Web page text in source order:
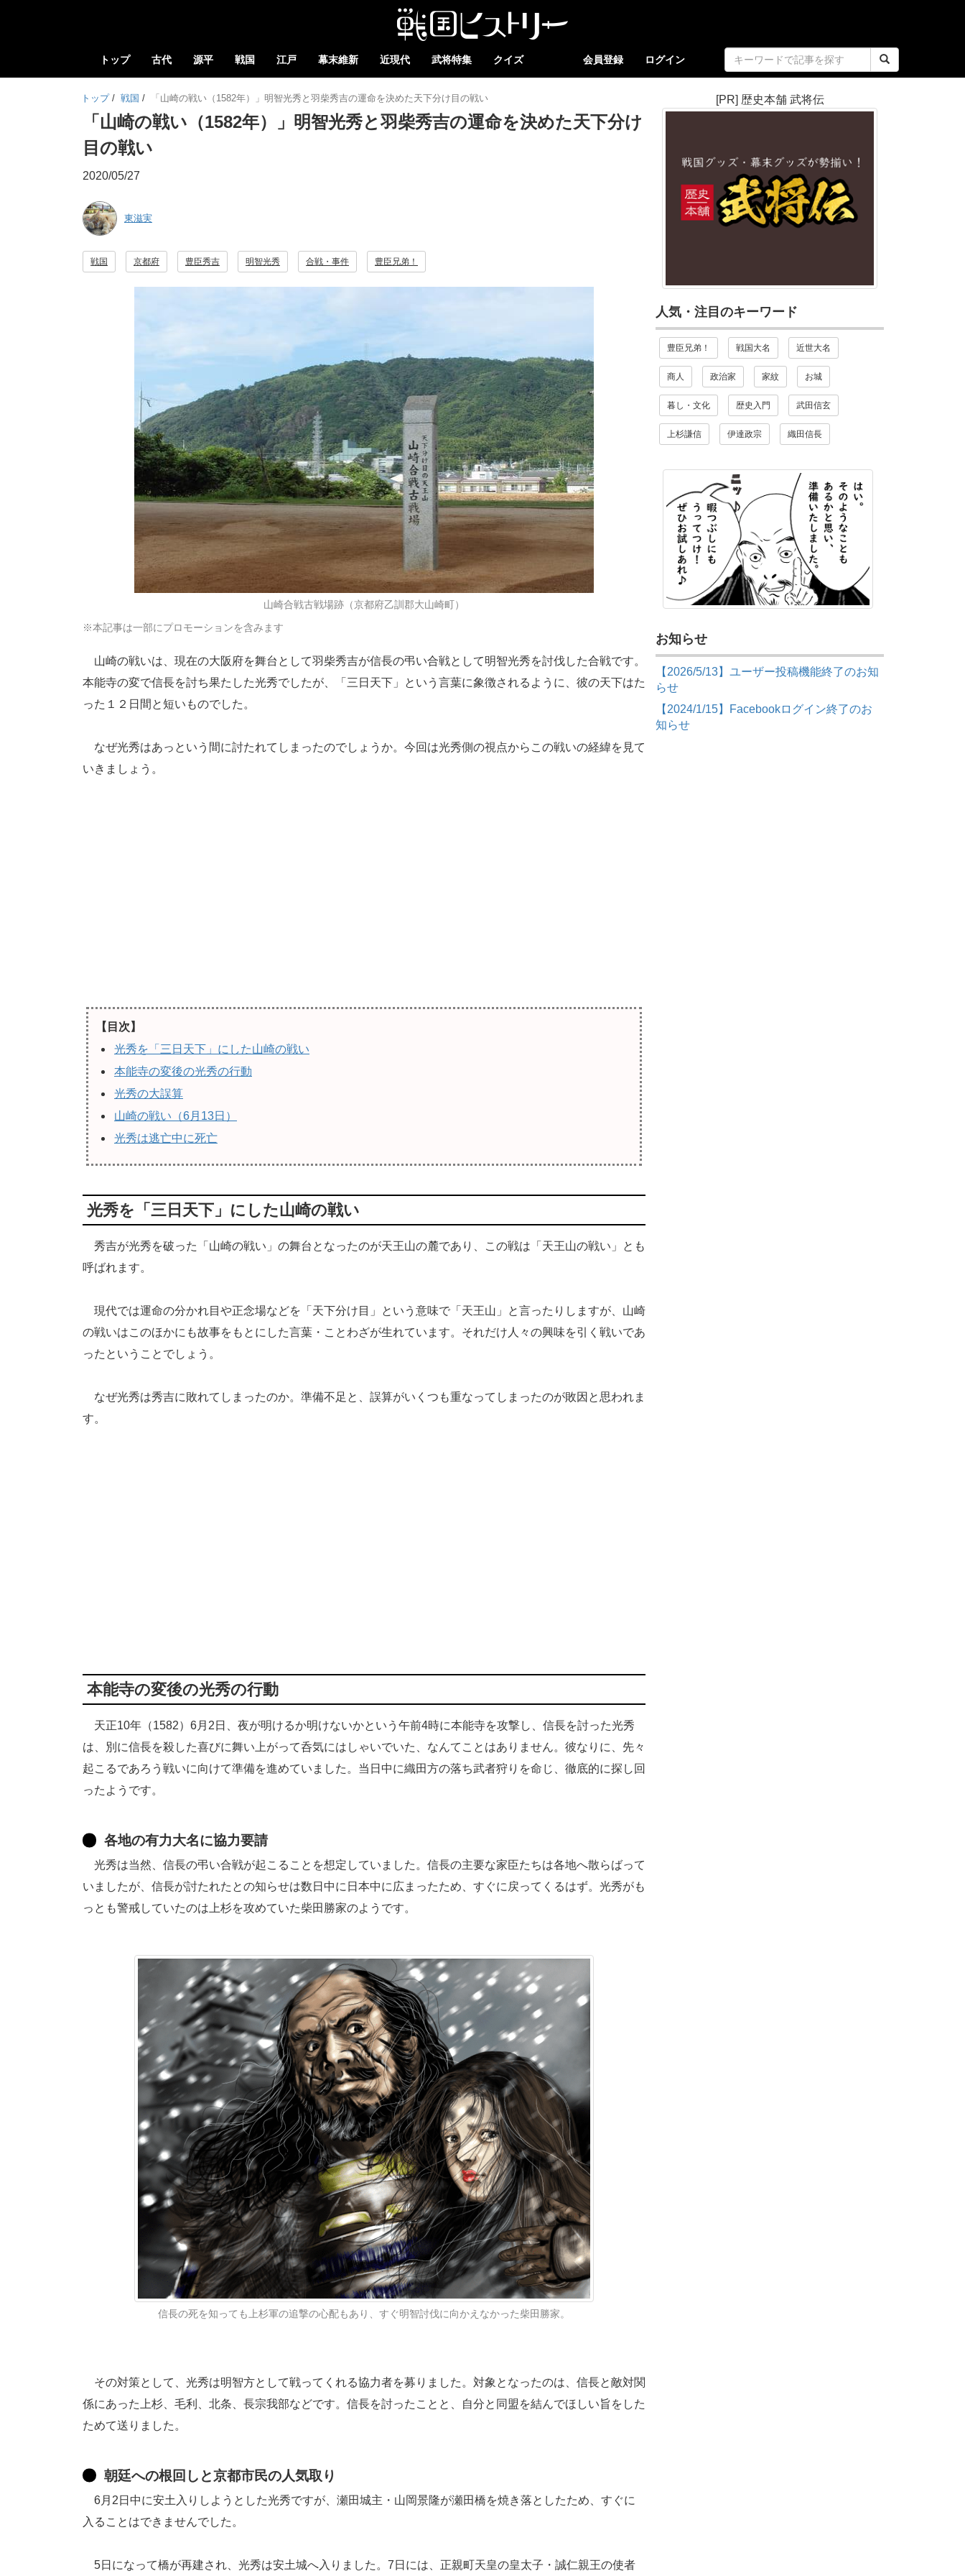
トップ 古代 源平 戦国 江戸 幕末維新 近現代 武将特集 クイズ 会員登録 ログイン
トップ / 戦国 / 「山崎の戦い（1582年）」明智光秀と羽柴秀吉の運命を決めた天下分け目の戦い
「山崎の戦い（1582年）」明智光秀と羽柴秀吉の運命を決めた天下分け
目の戦い
2020/05/27
東滋実
戦国 京都府 豊臣秀吉 明智光秀 合戦・事件 豊臣兄弟！
山崎合戦古戦場跡（京都府乙訓郡大山崎町）
※本記事は一部にプロモーションを含みます
山崎の戦いは、現在の大阪府を舞台として羽柴秀吉が信長の弔い合戦として明智光秀を討伐した合戦です。
本能寺の変で信長を討ち果たした光秀でしたが、「三日天下」という言葉に象徴されるように、彼の天下はた
った１２日間と短いものでした。
なぜ光秀はあっという間に討たれてしまったのでしょうか。今回は光秀側の視点からこの戦いの経緯を見て
いきましょう。
【目次】
光秀を「三日天下」にした山崎の戦い
本能寺の変後の光秀の行動
光秀の大誤算
山崎の戦い（6月13日）
光秀は逃亡中に死亡
光秀を「三日天下」にした山崎の戦い
秀吉が光秀を破った「山崎の戦い」の舞台となったのが天王山の麓であり、この戦は「天王山の戦い」とも
呼ばれます。
現代では運命の分かれ目や正念場などを「天下分け目」という意味で「天王山」と言ったりしますが、山崎
の戦いはこのほかにも故事をもとにした言葉・ことわざが生れています。それだけ人々の興味を引く戦いであ
ったということでしょう。
なぜ光秀は秀吉に敗れてしまったのか。準備不足と、誤算がいくつも重なってしまったのが敗因と思われま
す。
本能寺の変後の光秀の行動
天正10年（1582）6月2日、夜が明けるか明けないかという午前4時に本能寺を攻撃し、信長を討った光秀
は、別に信長を殺した喜びに舞い上がって呑気にはしゃいでいた、なんてことはありません。彼なりに、先々
起こるであろう戦いに向けて準備を進めていました。当日中に織田方の落ち武者狩りを命じ、徹底的に探し回
ったようです。
各地の有力大名に協力要請
光秀は当然、信長の弔い合戦が起こることを想定していました。信長の主要な家臣たちは各地へ散らばって
いましたが、信長が討たれたとの知らせは数日中に日本中に広まったため、すぐに戻ってくるはず。光秀がも
っとも警戒していたのは上杉を攻めていた柴田勝家のようです。
信長の死を知っても上杉軍の追撃の心配もあり、すぐ明智討伐に向かえなかった柴田勝家。
その対策として、光秀は明智方として戦ってくれる協力者を募りました。対象となったのは、信長と敵対関
係にあった上杉、毛利、北条、長宗我部などです。信長を討ったことと、自分と同盟を結んでほしい旨をした
ためて送りました。
朝廷への根回しと京都市民の人気取り
6月2日中に安土入りしようとした光秀ですが、瀬田城主・山岡景隆が瀬田橋を焼き落としたため、すぐに
入ることはできませんでした。
5日になって橋が再建され、光秀は安土城へ入りました。7日には、正親町天皇の皇太子・誠仁親王の使者
[PR] 歴史本舗 武将伝
人気・注目のキーワード
豊臣兄弟！ 戦国大名 近世大名
商人 政治家 家紋 お城
暮し・文化 歴史入門 武田信玄
上杉謙信 伊達政宗 織田信長
お知らせ
【2026/5/13】ユーザー投稿機能終了のお知
らせ
【2024/1/15】Facebookログイン終了のお
知らせ